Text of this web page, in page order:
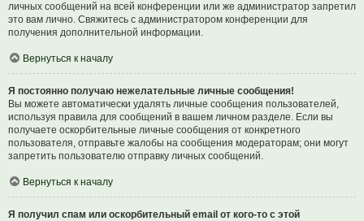
личных сообщений на всей конференции или же администратор запретил
это вам лично. Свяжитесь с администратором конференции для
получения дополнительной информации.
Вернуться к началу
Я постоянно получаю нежелательные личные сообщения!
Вы можете автоматически удалять личные сообщения пользователей,
используя правила для сообщений в вашем личном разделе. Если вы
получаете оскорбительные личные сообщения от конкретного
пользователя, отправьте жалобы на сообщения модераторам; они могут
запретить пользователю отправку личных сообщений.
Вернуться к началу
Я получил спам или оскорбительный email от кого-то с этой